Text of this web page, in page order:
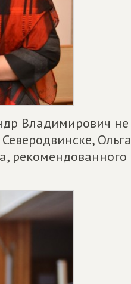
Владимирович не
Ольга
рекомендованного